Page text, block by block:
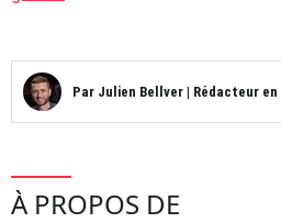
Par Julien Bellver | Rédacteur
À PROPOS DE